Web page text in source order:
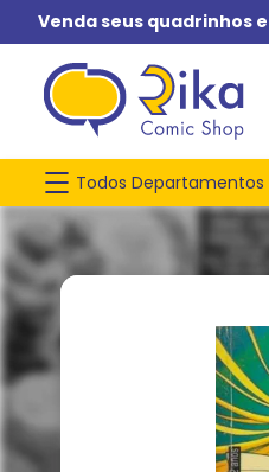
Venda seus quadrinhos
Todos Departamentos